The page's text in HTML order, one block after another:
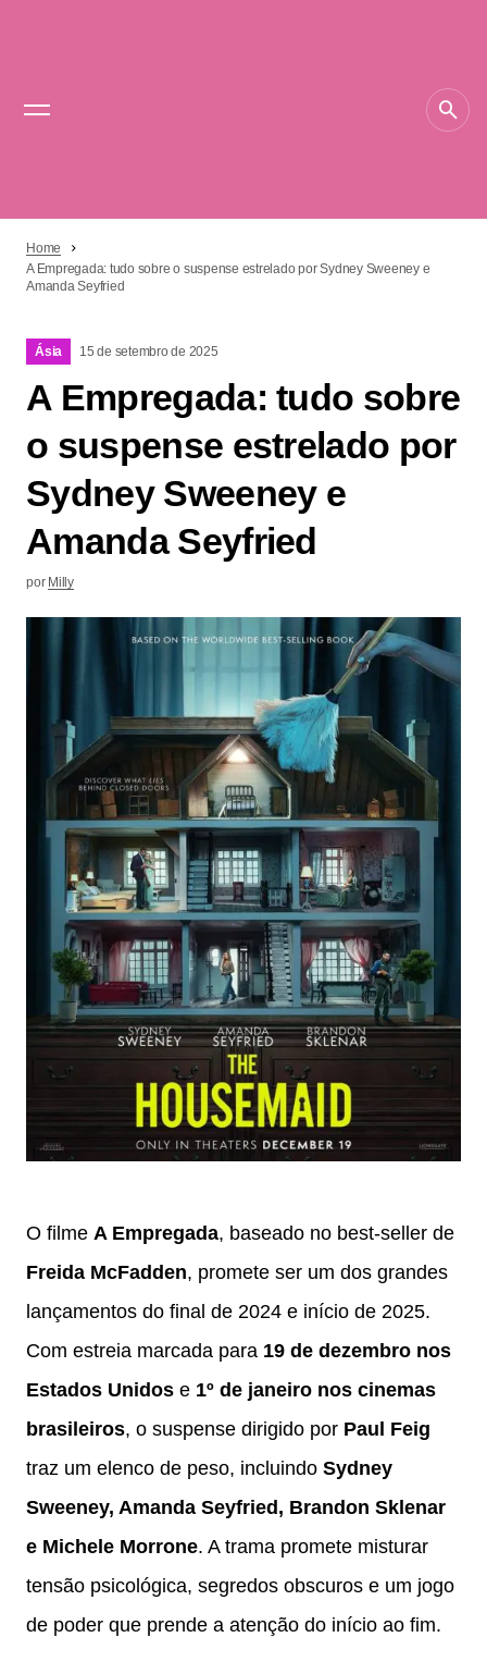
Home
A Empregada: tudo sobre o suspense estrelado por Sydney Sweeney e
Amanda Seyfried
Ásia 15 de setembro de 2025
A Empregada: tudo sobre
o suspense estrelado por
Sydney Sweeney e
Amanda Seyfried
por Milly
O filme A Empregada, baseado no best-seller de
Freida McFadden, promete ser um dos grandes
lançamentos do final de 2024 e início de 2025.
Com estreia marcada para 19 de dezembro nos
Estados Unidos e 1º de janeiro nos cinemas
brasileiros, o suspense dirigido por Paul Feig
traz um elenco de peso, incluindo Sydney
Sweeney, Amanda Seyfried, Brandon Sklenar
e Michele Morrone. A trama promete misturar
tensão psicológica, segredos obscuros e um jogo
de poder que prende a atenção do início ao fim.